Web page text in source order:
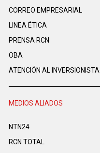
CORREO EMPRESARIAL
LINEA ÉTICA
PRENSA RCN
OBA
ATENCIÓN AL INVERSIONISTA
MEDIOS ALIADOS
NTN24
RCN TOTAL